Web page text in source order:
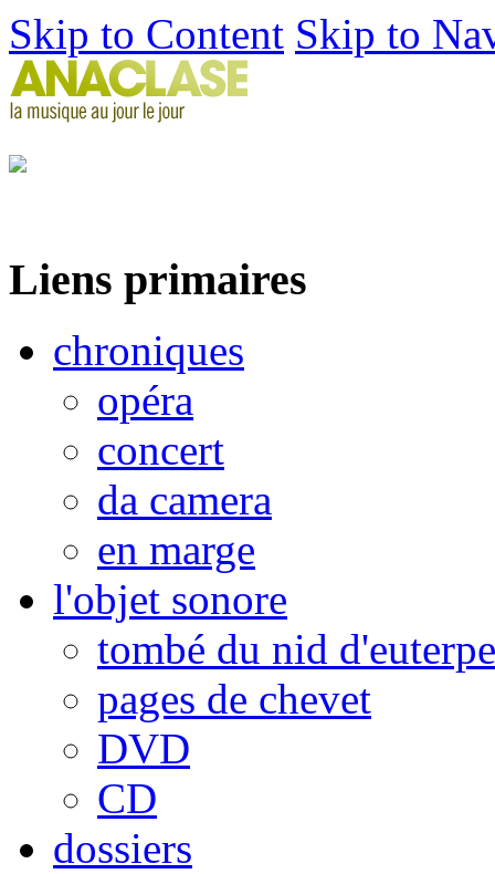
Skip to Content Skip to
Liens primaires
chroniques
opéra
concert
da camera
en marge
l'objet sonore
tombé du nid d'euterpe
pages de chevet
DVD
CD
dossiers